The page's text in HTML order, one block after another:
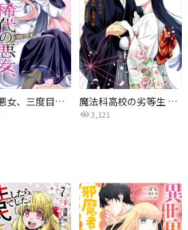
稀代の悪女、三度目の人生で【無才無能】を楽しむ【分冊版】 魔法科高校の劣等生 四葉継承編
3,121